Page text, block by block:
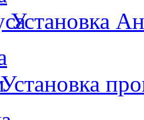
Установка
Установка